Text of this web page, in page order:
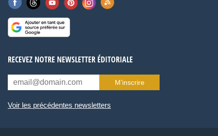
RECEVEZ NOTRE NEWSLETTER ÉDITORIALE
M’inscrire
Voir les précédentes newsletters